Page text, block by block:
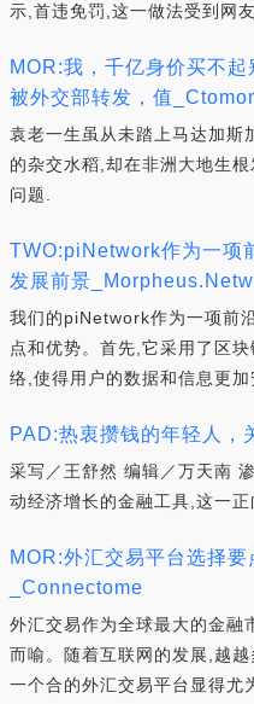
示,首违免罚,这一做法受到网
MOR:我，千亿身价买不
被外交部转发，值
袁老一生虽从未踏上马达加斯
的杂交水稻,却在非洲大地生
问题.
TWO:piNetwork作为一项
发展前景
我们的piNetwork作为一项前
点和优势。首先,它采用了区
络,使得用户的数据和信息更加
PAD:热衷攒钱的年轻人，
采写／王舒然 编辑／万天南
动经济增长的金融工具,这一正
MOR:外汇交易平台选择
_Connectome
外汇交易作为全球最大的金融
而喻。随着互联网的发展,越
一个合的外汇交易平台显得尤